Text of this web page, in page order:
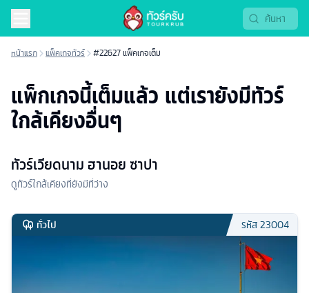
หน้าแรก แพ็คเกจทัวร์ #22627 แพ็คเกจเต็ม
แพ็กเกจนี้เต็มแล้ว แต่เรายังมีทัวร์
ใกล้เคียงอื่นๆ
ทัวร์เวียดนาม ฮานอย ซาปา
ดูทัวร์ใกล้เคียงที่ยังมีที่ว่าง
ทั่วไป รหัส23004